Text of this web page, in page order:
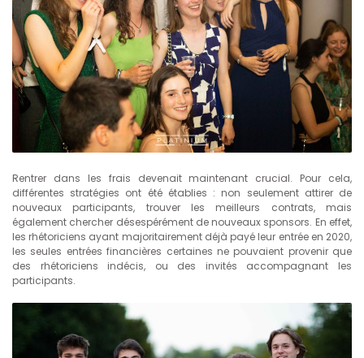
Rentrer dans les frais devenait maintenant crucial. Pour cela,
différentes stratégies ont été établies : non seulement attirer de
nouveaux participants, trouver les meilleurs contrats, mais
également chercher désespérément de nouveaux sponsors. En effet,
les rhétoriciens ayant majoritairement déjà payé leur entrée en 2020,
les seules entrées financières certaines ne pouvaient provenir que
des rhétoriciens indécis, ou des invités accompagnant les
participants.